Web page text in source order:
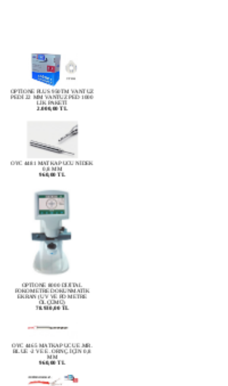
OPTİONE PLUS 950TM VANTUZ
PEDİ 22 MM VANTUZ PED 1000
LİK PAKETİ
2.000,00 TL
OYC 4481 MATKAP UCU NİDEK
960,00 TL
OPTİONE 8000 DİJİTAL
EKRAN (UV VE PD METRE
ÖLÇÜMÜ)
78.930,00 TL
MM
960,00 TL